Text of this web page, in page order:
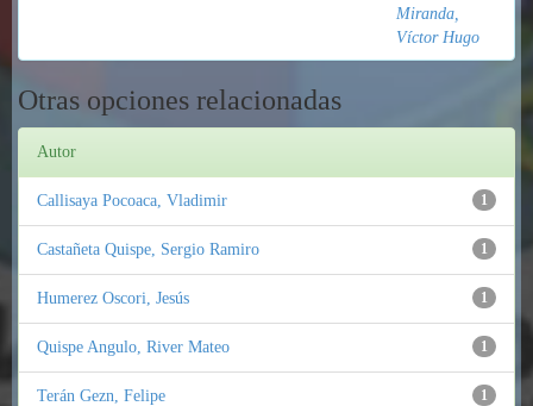
Miranda,
Víctor Hugo
Otras opciones relacionadas
Autor
1
Callisaya Pocoaca, Vladimir
1
Castañeta Quispe, Sergio Ramiro
1
Humerez Oscori, Jesús
1
Quispe Angulo, River Mateo
1
Terán Gezn, Felipe